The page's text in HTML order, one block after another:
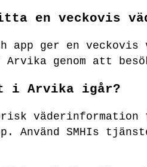
en veckovis
app ger en
genom att
i Arvika igår?
väderinformation
Använd SMHIs